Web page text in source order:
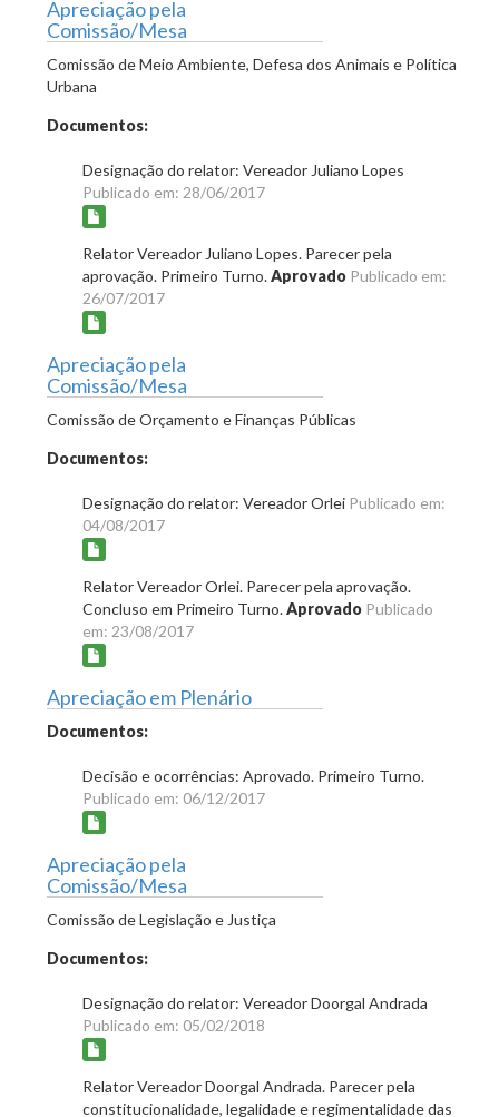
Apreciação pela
Comissão/Mesa
Comissão de Meio Ambiente, Defesa dos Animais e Política
Urbana
Documentos:
Designação do relator: Vereador Juliano Lopes
Publicado em: 28/06/2017
Relator Vereador Juliano Lopes. Parecer pela
aprovação. Primeiro Turno.Aprovado Publicado em:
26/07/2017
Apreciação pela
Comissão/Mesa
Comissão de Orçamento e Finanças Públicas
Documentos:
Designação do relator: Vereador Orlei Publicado em:
04/08/2017
Relator Vereador Orlei. Parecer pela aprovação.
Concluso em Primeiro Turno.Aprovado Publicado
em: 23/08/2017
Apreciação em Plenário
Documentos:
Decisão e ocorrências: Aprovado. Primeiro Turno.
Publicado em: 06/12/2017
Apreciação pela
Comissão/Mesa
Comissão de Legislação e Justiça
Documentos:
Designação do relator: Vereador Doorgal Andrada
Publicado em: 05/02/2018
Relator Vereador Doorgal Andrada. Parecer pela
constitucionalidade, legalidade e regimentalidade das